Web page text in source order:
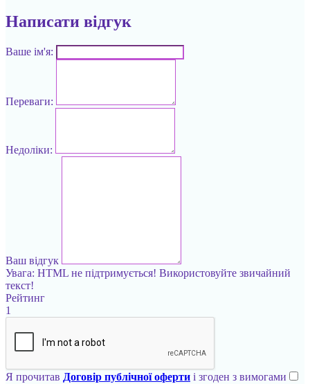
Написати відгук
Ваше ім'я:
Переваги:
Недоліки:
Ваш відгук
Увага: HTML не підтримується! Використовуйте звичайний
текст!
Рейтинг
1
Я прочитав Договір публічної оферти і згоден з вимогами